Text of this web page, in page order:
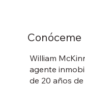
William
agente
de 20 años
Conóceme